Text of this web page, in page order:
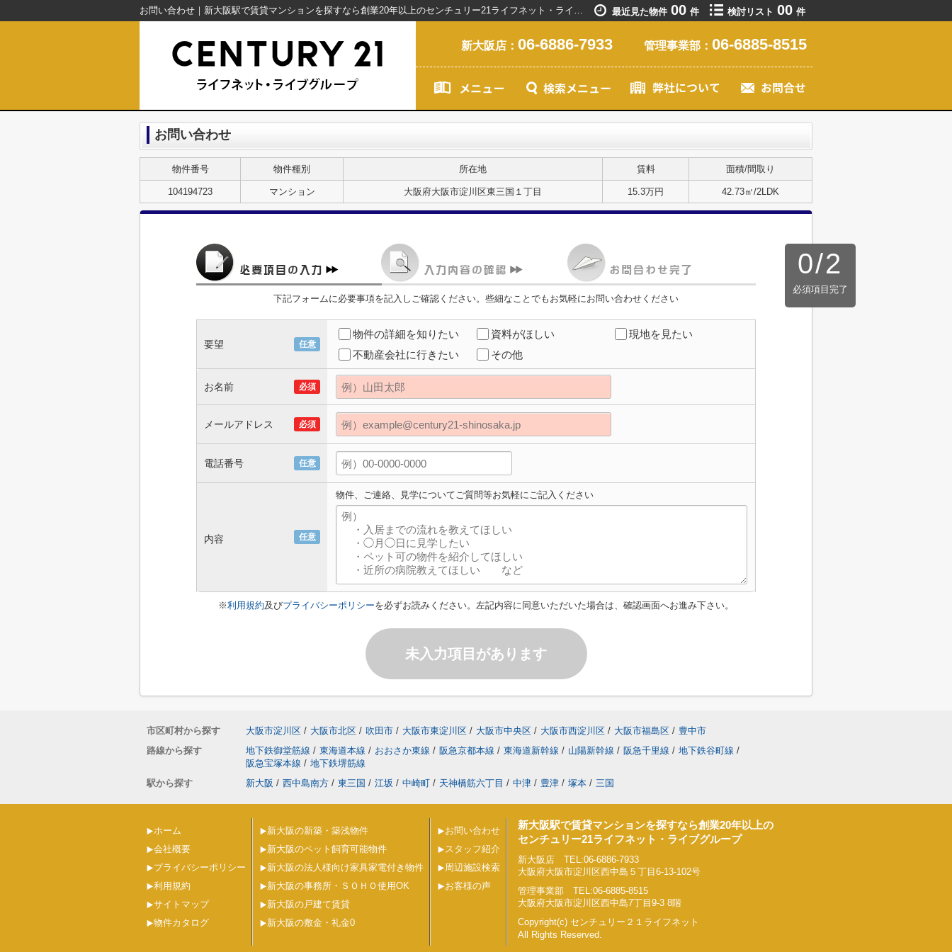
お問い合わせ｜新大阪駅で賃貸マンションを探すなら創業20年以上のセンチュリー21ライフネット・ライブグループ 最近見た物件 00 件 検討リスト 00 件
新大阪店： 06-6886-7933 管理事業部： 06-6885-8515
お問い合わせ
物件番号 物件種別 所在地 賃料 面積/間取り
104194723 マンション 大阪府大阪市淀川区東三国１丁目 15.3万円 42.73㎡/2LDK
0/2
必須項目完了
下記フォームに必要事項を記入しご確認ください。些細なことでもお気軽にお問い合わせください
要望 任意
物件の詳細を知りたい 資料がほしい
現地を見たい
不動産会社に行きたい
その他
お名前 必須
メールアドレス 必須
電話番号 任意
内容 任意
物件、ご連絡、見学についてご質問等お気軽にご記入ください
※利用規約及びプライバシーポリシーを必ずお読みください。左記内容に同意いただいた場合は、確認画面へお進み下さい。
未入力項目があります
市区町村から探す 大阪市淀川区 / 大阪市北区 / 吹田市 / 大阪市東淀川区 / 大阪市中央区 / 大阪市西淀川区 / 大阪市福島区 / 豊中市
路線から探す
地下鉄御堂筋線 / 東海道本線 / おおさか東線 / 阪急京都本線 / 東海道新幹線 / 山陽新幹線 / 阪急千里線 / 地下鉄谷町線 /
阪急宝塚本線 / 地下鉄堺筋線
駅から探す
新大阪 / 西中島南方 / 東三国 / 江坂 / 中崎町 / 天神橋筋六丁目 / 中津 / 豊津 / 塚本 / 三国
ホーム
会社概要
プライバシーポリシー
利用規約
サイトマップ
物件カタログ
新大阪の新築・築浅物件
新大阪のペット飼育可能物件
新大阪の法人様向け家具家電付き物件
新大阪の事務所・ＳＯＨＯ使用OK
新大阪の戸建て賃貸
新大阪の敷金・礼金0
お問い合わせ
スタッフ紹介
周辺施設検索
お客様の声
新大阪駅で賃貸マンションを探すなら創業20年以上の
センチュリー21ライフネット・ライブグループ
新大阪店 TEL:06-6886-7933
大阪府大阪市淀川区西中島５丁目6-13-102号
管理事業部 TEL:06-6885-8515
大阪府大阪市淀川区西中島7丁目9-3 8階
Copyright(c) センチュリー２１ライフネット
All Rights Reserved.